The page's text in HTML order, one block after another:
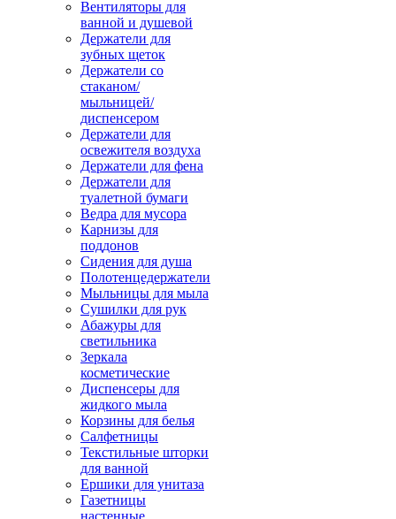
Вентиляторы для
ванной и душевой
Держатели для
зубных щеток
Держатели со
стаканом/
мыльницей/
диспенсером
Держатели для
освежителя воздуха
Держатели для фена
Держатели для
туалетной бумаги
Ведра для мусора
Карнизы для
поддонов
Сидения для душа
Полотенцедержатели
Мыльницы для мыла
Сушилки для рук
Абажуры для
светильника
Зеркала
косметические
Диспенсеры для
жидкого мыла
Корзины для белья
Салфетницы
Текстильные шторки
для ванной
Ершики для унитаза
Газетницы
настенные